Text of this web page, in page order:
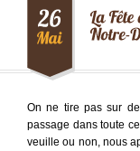
On ne tire pas sur
passage dans toute
veuille ou non, nous